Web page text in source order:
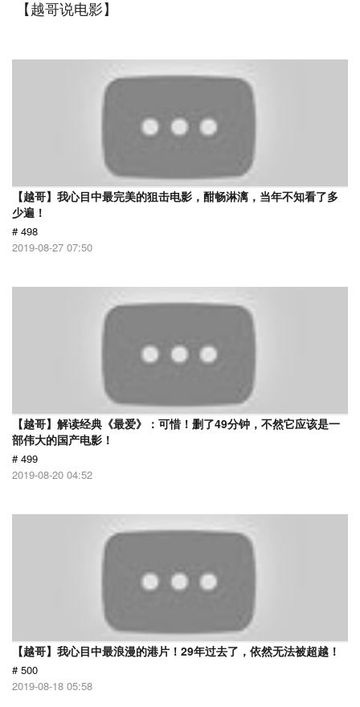
【越哥说电影】
【越哥】我心目中最完美的狙击电影，酣畅淋漓，当年不知看了多
少遍！
# 498
2019-08-27 07:50
【越哥】解读经典《最爱》：可惜！删了49分钟，不然它应该是一
部伟大的国产电影！
# 499
2019-08-20 04:52
【越哥】我心目中最浪漫的港片！29年过去了，依然无法被超越！
# 500
2019-08-18 05:58